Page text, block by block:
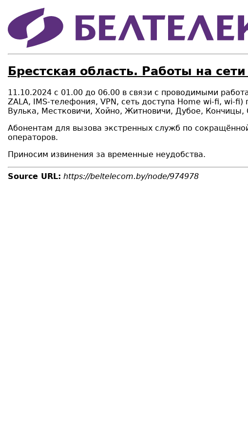
Брестская область. Работы на
11.10.2024 с 01.00 до 06.00 в связи с проводимыми
ZALA, IMS-телефония, VPN, сеть доступа Home wi-fi, wi-fi)
Вулька, Местковичи, Хойно, Житновичи, Дубое,
Абонентам для вызова экстренных служб по
операторов.
Приносим извинения за временные неудобства.
Source URL: https://beltelecom.by/node/974978